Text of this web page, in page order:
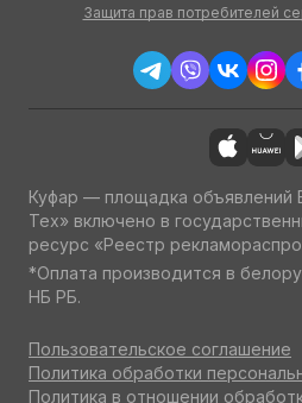
Защита прав потребителей
Куфар — площадка объявлений
Тех» включено в
ресурс «Реестр
*Оплата производится в
НБ РБ.
Пользовательское соглашение
Политика обработки
Политика в отношении